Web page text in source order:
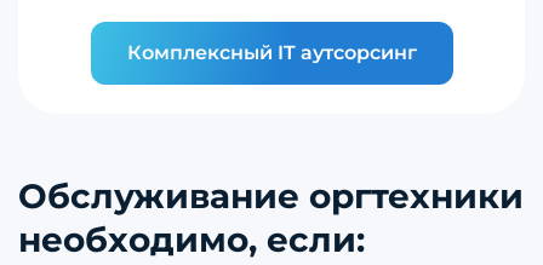
Комплексный IT аутсорсинг
Обслуживание оргтехники
необходимо, если: